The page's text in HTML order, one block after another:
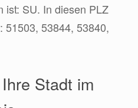
ist: SU. In diesen PLZ
51503, 53844, 53840,
Stadt im